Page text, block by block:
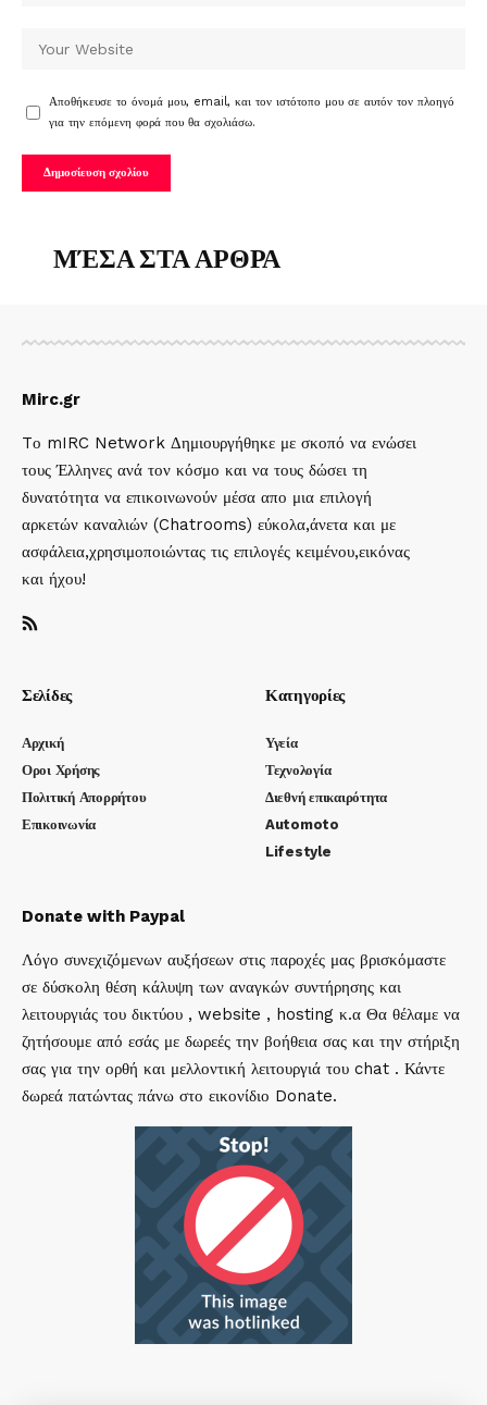
Αποθήκευσε το όνομά μου, email, και τον ιστότοπο μου σε αυτόν τον πλοηγό
για την επόμενη φορά που θα σχολιάσω.
ΜΈΣΑ ΣΤΑ ΑΡΘΡΑ
Mirc.gr
Tο mIRC Network Δημιουργήθηκε με σκοπό να ενώσει
τους Έλληνες ανά τον κόσμο και να τους δώσει τη
δυνατότητα να επικοινωνούν μέσα απο μια επιλογή
αρκετών καναλιών (Chatrooms) εύκολα,άνετα και με
ασφάλεια,χρησιμοποιώντας τις επιλογές κειμένου,εικόνας
και ήχου!
Σελίδες
Αρχική
Οροι Χρήσης
Πολιτική Απορρήτου
Επικοινωνία
Κατηγορίες
Υγεία
Τεχνολογία
Διεθνή επικαιρότητα
Automoto
Lifestyle
Donate with Paypal
Λόγο συνεχιζόμενων αυξήσεων στις παροχές μας βρισκόμαστε
σε δύσκολη θέση κάλυψη των αναγκών συντήρησης και
λειτουργιάς του δικτύου , website , hosting κ.α Θα θέλαμε να
ζητήσουμε από εσάς με δωρεές την βοήθεια σας και την στήριξη
σας για την ορθή και μελλοντική λειτουργιά του chat . Κάντε
δωρεά πατώντας πάνω στο εικονίδιο Donate.